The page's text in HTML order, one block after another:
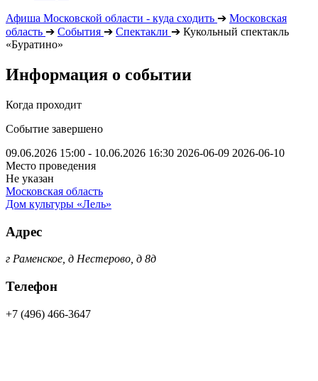
Афиша Московской области - куда сходить ➔ Московская
область ➔ События ➔ Спектакли ➔ Кукольный спектакль
«Буратино»
Информация о событии
Когда проходит
Событие завершено
09.06.2026 15:00 - 10.06.2026 16:30 2026-06-09 2026-06-10
Место проведения
Не указан
Московская область
Дом культуры «Лель»
Адрес
г Раменское, д Нестерово, д 8д
Телефон
+7 (496) 466-3647